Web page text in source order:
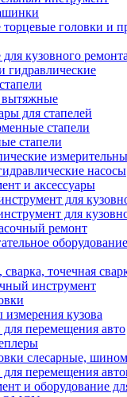
головки и
кузовного ремонта
гидравлические
для стапелей
стапели
стапели
насосы
и аксессуары
для
для
ремонт
оборудование
точечная
инструмент
кузова
перемещения авто
слесарные,
перемещения
и оборудование